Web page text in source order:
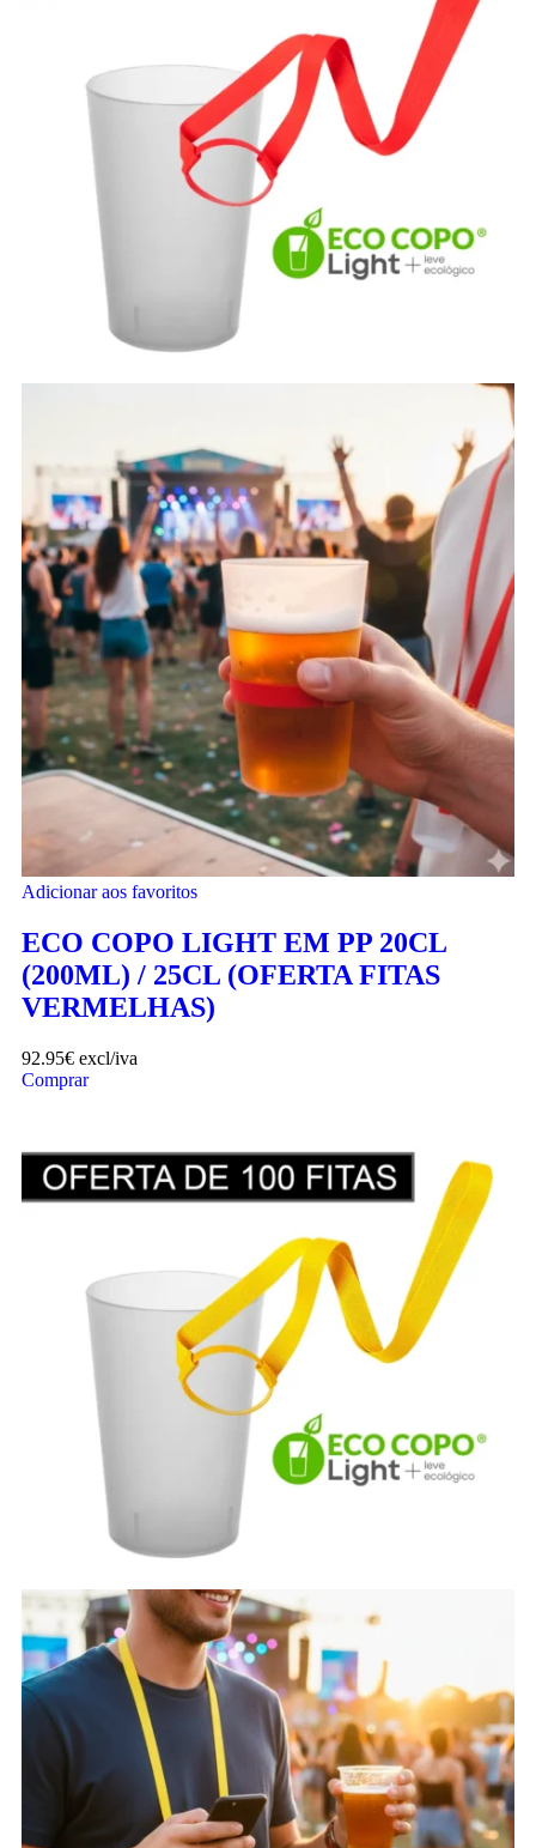
Adicionar aos favoritos
ECO COPO LIGHT EM PP 20CL
(200ML) / 25CL (OFERTA FITAS
VERMELHAS)
92.95€ excl/iva
Comprar